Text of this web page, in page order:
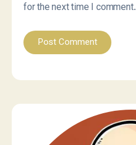
for the next time I comment.